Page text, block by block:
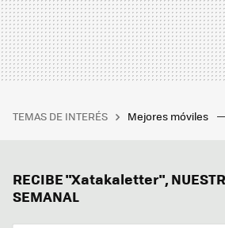
TEMAS DE INTERÉS Mejores móviles
RECIBE "Xatakaletter",
SEMANAL